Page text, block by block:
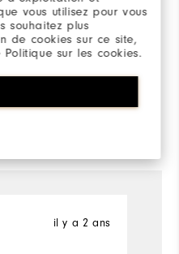
vous utilisez pour vous
souhaitez plus
de cookies sur ce site,
sur les cookies.
0
des répondants
24 clients
il y a 2 ans